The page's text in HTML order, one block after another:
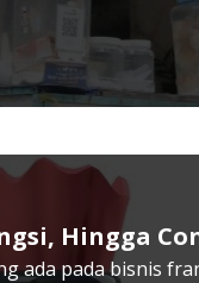
Hingga
ada pada bisnis